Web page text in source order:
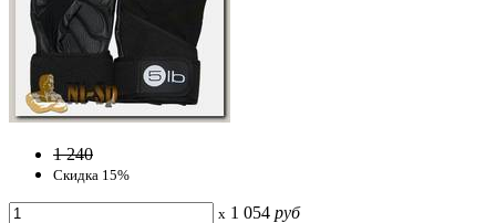
1 240
Скидка 15%
x 1 054 руб